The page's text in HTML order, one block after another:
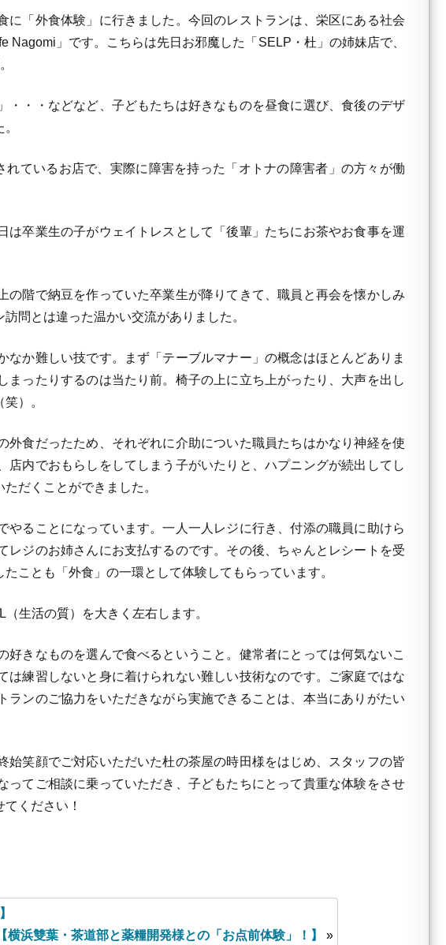
「外食体験」に行きました。今回のレストランは、栄区にある社会
」です。こちらは先日お邪魔した「SELP・杜」の姉妹店で、
・・などなど、子どもたちは好きなものを昼食に選び、食後のデザ
ているお店で、実際に障害を持った「オトナの障害者」の方々が働
卒業生の子がウェイトレスとして「後輩」たちにお茶やお食事を運
階で納豆を作っていた卒業生が降りてきて、職員と再会を懐かしみ
問とは違った温かい交流がありました。
か難しい技です。まず「テーブルマナー」の概念はほとんどありま
ったりするのは当たり前。椅子の上に立ち上がったり、大声を出し
）。
食だったため、それぞれに介助についた職員たちはかなり神経を使
内でおもらしをしてしまう子がいたりと、ハプニングが続出してし
だくことができました。
ることになっています。一人一人レジに行き、付添の職員に助けら
ジのお姉さんにお支払するのです。その後、ちゃんとレシートを受
ことも「外食」の一環として体験してもらっています。
生活の質）を大きく左右します。
きなものを選んで食べるということ。健常者にとっては何気ないこ
は練習しないと身に着けられない難しい技術なのです。ご家庭ではな
ンのご協力をいただきながら実施できることは、本当にありがたい
笑顔でご対応いただいた杜の茶屋の時田様をはじめ、スタッフの皆
てご相談に乗っていただき、子どもたちにとって貴重な体験をさせ
ください！
【横浜雙葉・茶道部と薬糧開発様との「お点前体験」！】
»